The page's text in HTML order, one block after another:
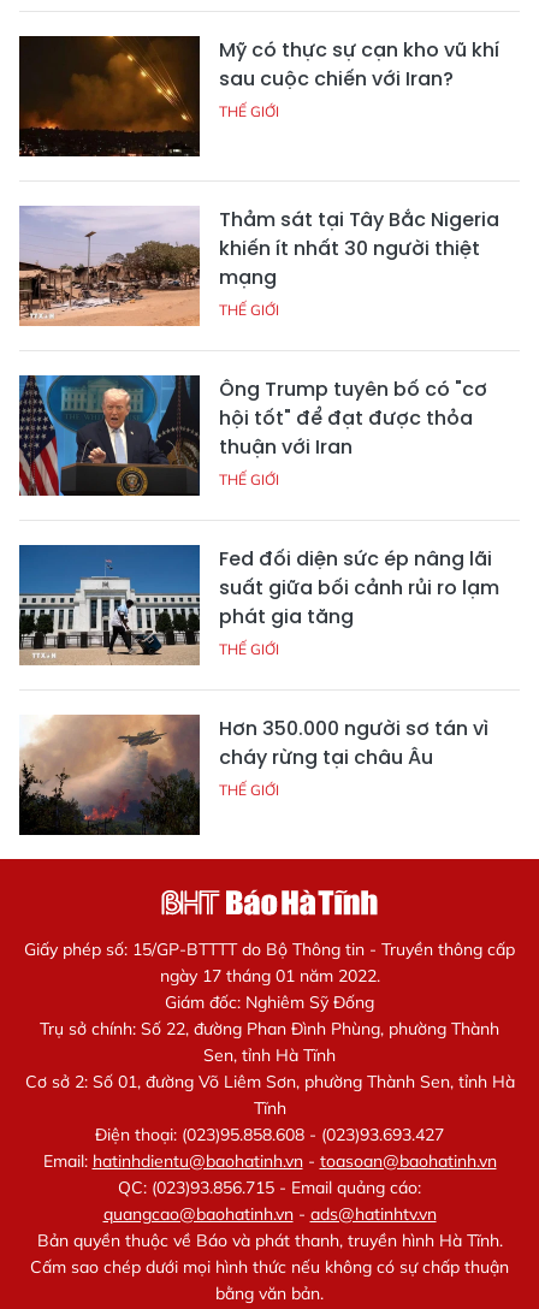
Mỹ có thực sự cạn kho vũ khí
sau cuộc chiến với Iran?
THẾ GIỚI
Thảm sát tại Tây Bắc Nigeria
khiến ít nhất 30 người thiệt
mạng
THẾ GIỚI
Ông Trump tuyên bố có "cơ
hội tốt" để đạt được thỏa
thuận với Iran
THẾ GIỚI
Fed đối diện sức ép nâng lãi
suất giữa bối cảnh rủi ro lạm
phát gia tăng
THẾ GIỚI
Hơn 350.000 người sơ tán vì
cháy rừng tại châu Âu
THẾ GIỚI
Giấy phép số: 15/GP-BTTTT do Bộ Thông tin - Truyền thông cấp
ngày 17 tháng 01 năm 2022.
Giám đốc: Nghiêm Sỹ Đống
Trụ sở chính: Số 22, đường Phan Đình Phùng, phường Thành
Sen, tỉnh Hà Tĩnh
Cơ sở 2: Số 01, đường Võ Liêm Sơn, phường Thành Sen, tỉnh Hà
Tĩnh
Điện thoại: (023)95.858.608 - (023)93.693.427
Email: hatinhdientu@baohatinh.vn- toasoan@baohatinh.vn
QC: (023)93.856.715 - Email quảng cáo:
quangcao@baohatinh.vn- ads@hatinhtv.vn
Bản quyền thuộc về Báo và phát thanh, truyền hình Hà Tĩnh.
Cấm sao chép dưới mọi hình thức nếu không có sự chấp thuận
bằng văn bản.